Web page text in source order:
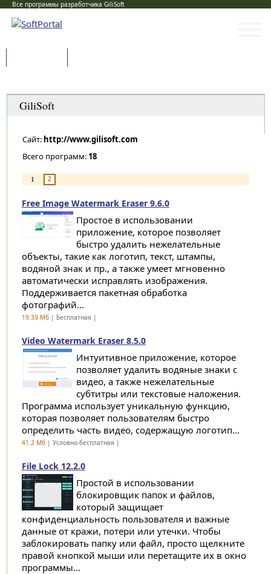
Все программы разработчика GiliSoft
GiliSoft
Сайт: http://www.gilisoft.com
Всего программ: 18
1 2
Free Image Watermark Eraser 9.6.0
Простое в использовании
приложение, которое позволяет
быстро удалить нежелательные
объекты, такие как логотип, текст, штампы,
водяной знак и пр., а также умеет мгновенно
автоматически исправлять изображения.
Поддерживается пакетная обработка
фотографий...
19.39 Мб| Бесплатная |
Video Watermark Eraser 8.5.0
Интуитивное приложение, которое
позволяет удалить водяные знаки с
видео, а также нежелательные
субтитры или текстовые наложения.
Программа использует уникальную функцию,
которая позволяет пользователям быстро
определить часть видео, содержащую логотип...
41.2 Мб| Условно-бесплатная |
File Lock 12.2.0
Простой в использовании
блокировщик папок и файлов,
который защищает
конфиденциальность пользователя и важные
данные от кражи, потери или утечки. Чтобы
заблокировать папку или файл, просто щелкните
правой кнопкой мыши или перетащите их в окно
программы...